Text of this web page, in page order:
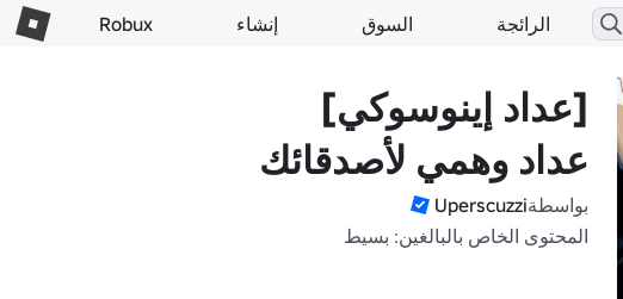
الرائجة السوق إنشاء Robux
[عداد إينوسوكي]
عداد وهمي لأصدقائك
بواسطةUperscuzzi
المحتوى الخاص بالبالغين: بسيط